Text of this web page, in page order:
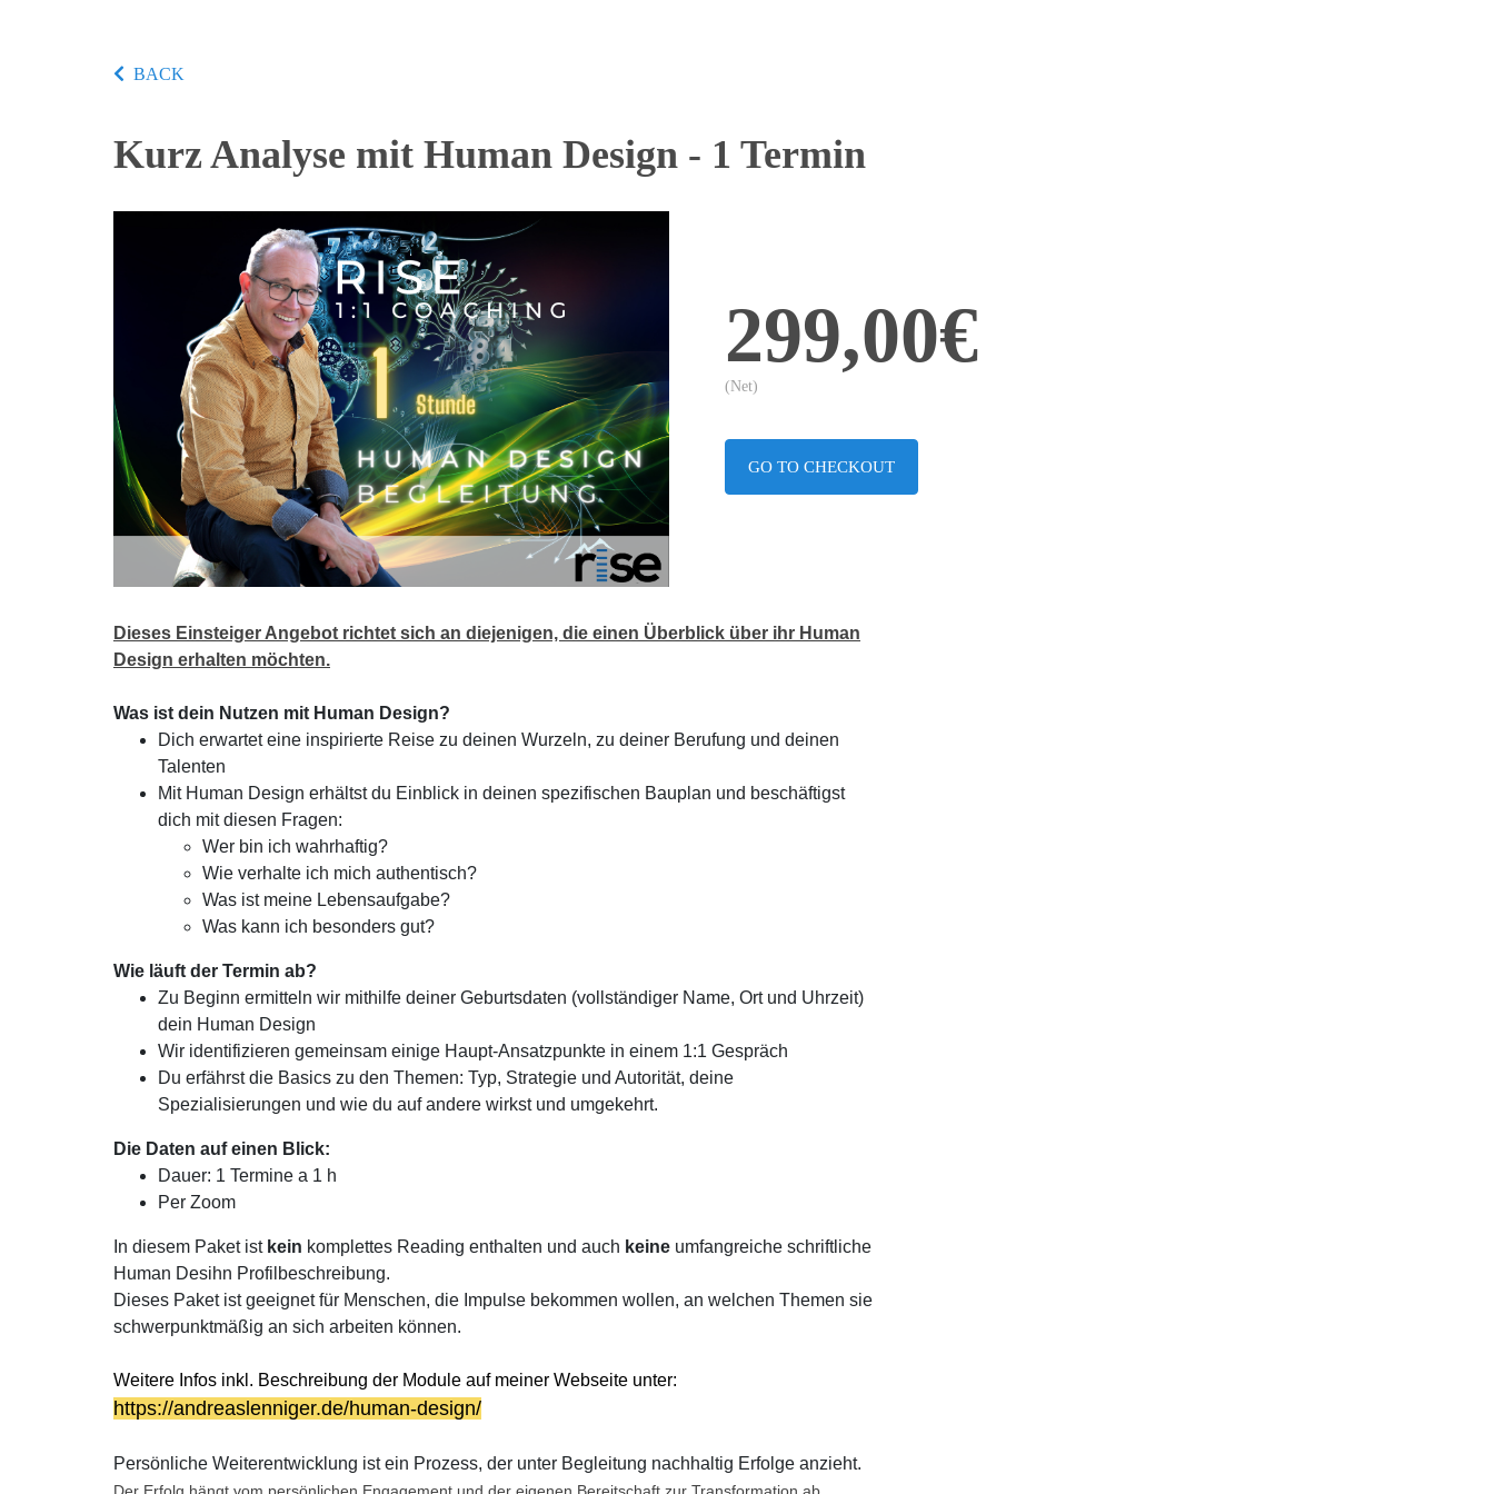
BACK
Kurz Analyse mit Human Design - 1 Termin
299,00€
(Net)
GO TO CHECKOUT
Dieses Einsteiger Angebot richtet sich an diejenigen, die einen Überblick über ihr Human
Design erhalten möchten.
Was ist dein Nutzen mit Human Design?
Dich erwartet eine inspirierte Reise zu deinen Wurzeln, zu deiner Berufung und deinen
Talenten
Mit Human Design erhältst du Einblick in deinen spezifischen Bauplan und beschäftigst
dich mit diesen Fragen:
Wer bin ich wahrhaftig?
Wie verhalte ich mich authentisch?
Was ist meine Lebensaufgabe?
Was kann ich besonders gut?
Wie läuft der Termin ab?
Zu Beginn ermitteln wir mithilfe deiner Geburtsdaten (vollständiger Name, Ort und Uhrzeit)
dein Human Design
Wir identifizieren gemeinsam einige Haupt-Ansatzpunkte in einem 1:1 Gespräch
Du erfährst die Basics zu den Themen: Typ, Strategie und Autorität, deine
Spezialisierungen und wie du auf andere wirkst und umgekehrt.
Die Daten auf einen Blick:
Dauer: 1 Termine a 1 h
Per Zoom
In diesem Paket ist kein komplettes Reading enthalten und auch keine umfangreiche schriftliche
Human Desihn Profilbeschreibung.
Dieses Paket ist geeignet für Menschen, die Impulse bekommen wollen, an welchen Themen sie
schwerpunktmäßig an sich arbeiten können.
Weitere Infos inkl. Beschreibung der Module auf meiner Webseite unter:
https://andreaslenniger.de/human-design/
Persönliche Weiterentwicklung ist ein Prozess, der unter Begleitung nachhaltig Erfolge anzieht.